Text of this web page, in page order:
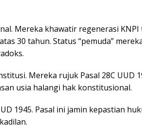
Mereka khawatir regenerasi KNPI
30 tahun. Status “pemuda”
Mereka rujuk Pasal 28C UUD
usia halangi hak konstitusional.
1945. Pasal ini jamin kepastian